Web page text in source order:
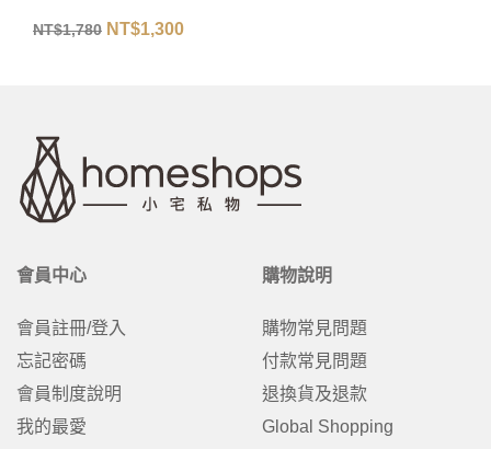
NT$1,780 NT$1,300
會員中心
會員註冊/登入
忘記密碼
會員制度說明
我的最愛
購物說明
購物常見問題
付款常見問題
退換貨及退款
Global Shopping